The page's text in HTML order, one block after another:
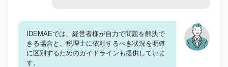
IDEMAEでは、経営者様が自力で問題を解決で
きる場合と、税理士に依頼するべき状況を明確
に区別するためのガイドラインも提供していま
す。